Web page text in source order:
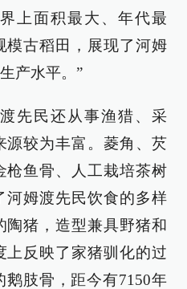
上面积最大、年代最
模古稻田，展现了河姆
产水平。”
先民还从事渔猎、采
源较为丰富。菱角、芡
枪鱼骨、人工栽培茶树
姆渡先民饮食的多样
陶猪，造型兼具野猪和
上反映了家猪驯化的过
肢骨，距今有7150年